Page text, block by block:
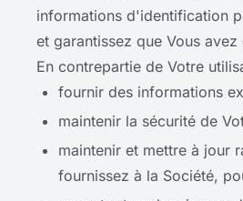
informations d'identification
et garantissez que Vous
En contrepartie de Votre
fournir des informations
maintenir la sécurité de
maintenir et mettre à jour
fournissez à la Société,